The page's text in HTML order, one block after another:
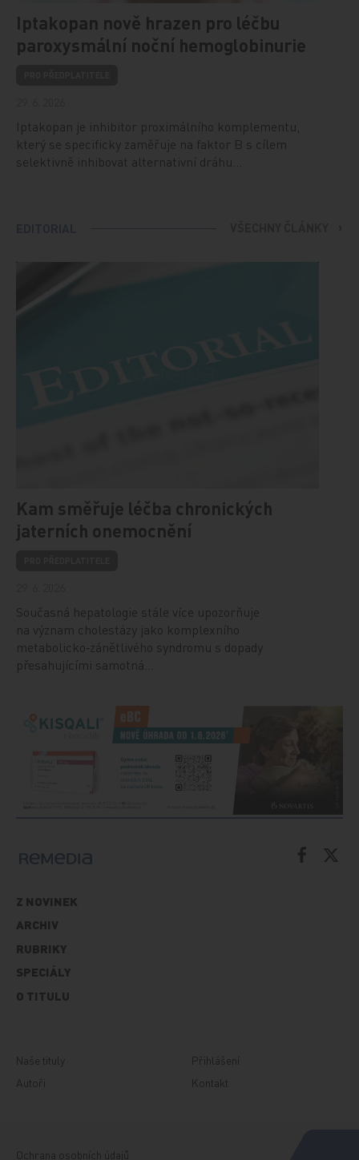
Iptakopan nově hrazen pro léčbu
paroxysmální noční hemoglobinurie
Iptakopan je inhibitor proximálního komplementu,
který se specificky zaměřuje na faktor B s cílem
selektivně inhibovat alternativní dráhu…
Kam směřuje léčba chronických
jaterních onemocnění
Současná hepatologie stále více upozorňuje
na význam cholestázy jako komplexního
metabolicko‑zánětlivého syndromu s dopady
přesahujícími samotná…
Z NOVINEK
ARCHIV
RUBRIKY
SPECIÁLY
O TITULU
Naše tituly
Autoři
Přihlášení
Kontakt
Ochrana osobních údajů